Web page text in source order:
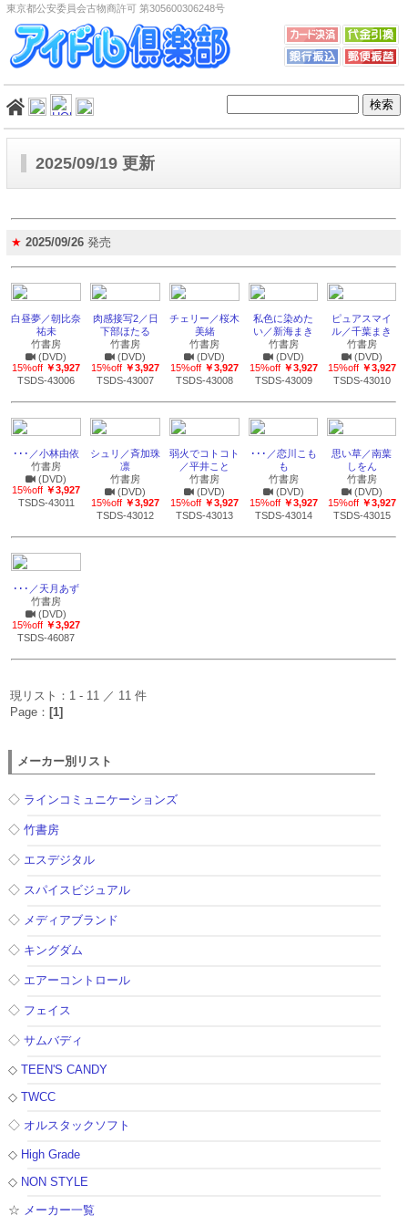
東京都公安委員会古物商許可 第305600306248号
2025/09/19 更新
★ 2025/09/26 発売
白昼夢／朝比奈
祐未
竹書房
(DVD)
15%off ￥3,927
TSDS-43006
肉感接写2／日
下部ほたる
竹書房
(DVD)
15%off ￥3,927
TSDS-43007
チェリー／桜木
美緒
竹書房
(DVD)
15%off ￥3,927
TSDS-43008
私色に染めた
い／新海まき
竹書房
(DVD)
15%off ￥3,927
TSDS-43009
ピュアスマイ
ル／千葉まき
竹書房
(DVD)
15%off ￥3,927
TSDS-43010
･･･／小林由依
竹書房
(DVD)
15%off ￥3,927
TSDS-43011
シュリ／斉加珠
凛
竹書房
(DVD)
15%off ￥3,927
TSDS-43012
弱火でコトコト
／平井こと
竹書房
(DVD)
15%off ￥3,927
TSDS-43013
･･･／恋川こも
も
竹書房
(DVD)
15%off ￥3,927
TSDS-43014
思い草／南葉
しをん
竹書房
(DVD)
15%off ￥3,927
TSDS-43015
･･･／天月あず
竹書房
(DVD)
15%off ￥3,927
TSDS-46087
現リスト：1 - 11 ／ 11 件
Page： [1]
メーカー別リスト
◇ ラインコミュニケーションズ
◇竹書房
◇ エスデジタル
◇ スパイスビジュアル
◇ メディアブランド
◇ キングダム
◇ エアーコントロール
◇ フェイス
◇サムバディ
◇TEEN'S CANDY
◇TWCC
◇ オルスタックソフト
◇ High Grade
◇ NON STYLE
☆ メーカー一覧